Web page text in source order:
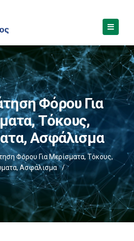
Φόρου Για
Τόκους,
Ασφάλισμα
Φόρου Για Μερίσματα, Τόκους,
Ασφάλισμα
/